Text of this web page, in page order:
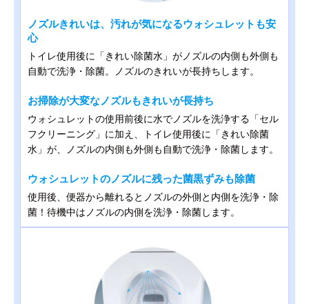
ノズルきれいは、汚れが気になるウォシュレットも安
心
トイレ使用後に「きれい除菌水」がノズルの内側も外側も
自動で洗浄・除菌。ノズルのきれいが長持ちします。
お掃除が大変なノズルもきれいが長持ち
ウォシュレットの使用前後に水でノズルを洗浄する「セル
フクリーニング」に加え、トイレ使用後に「きれい除菌
水」が、ノズルの内側も外側も自動で洗浄・除菌します。
ウォシュレットのノズルに残った菌黒ずみも除菌
使用後、便器から離れるとノズルの外側と内側を洗浄・除
菌！待機中はノズルの内側を洗浄・除菌します。